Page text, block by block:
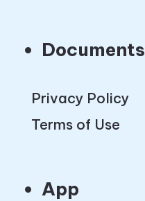
Documents
Privacy Policy
Terms of Use
App